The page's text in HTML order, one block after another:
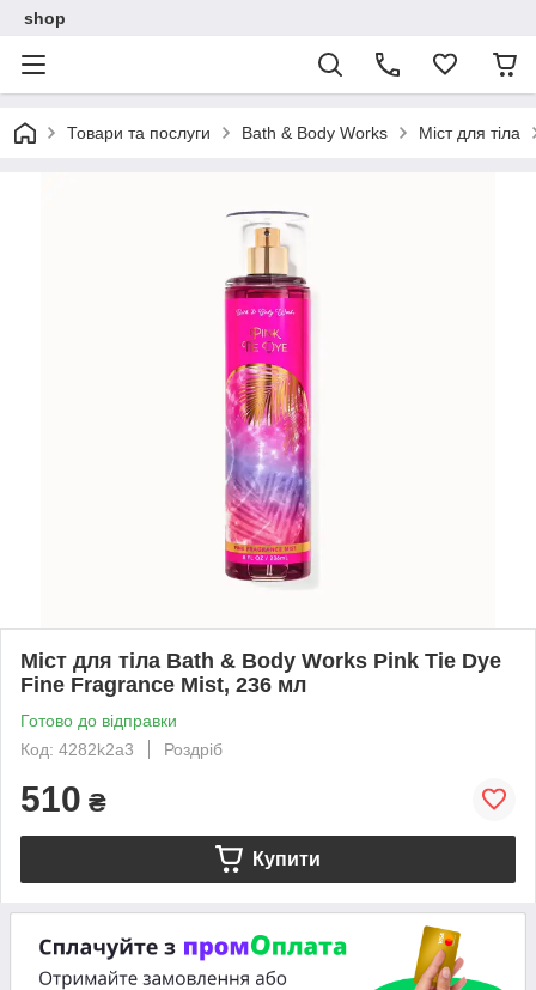
shop
Товари та послуги Bath & Body Works Міст для тіла
Міст для тіла Bath & Body Works Pink Tie Dye
Fine Fragrance Mist, 236 мл
Готово до відправки
Код: 4282k2a3
Роздріб
510 ₴
Купити